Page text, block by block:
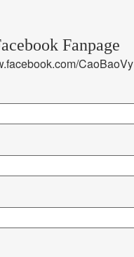
Fanpage
CaoBaoVy